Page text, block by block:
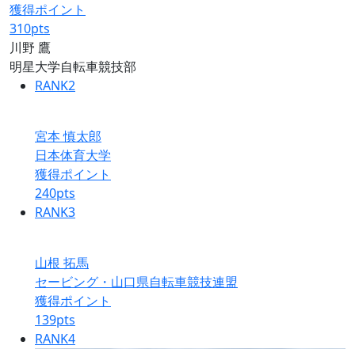
獲得ポイント
310pts
川野 鷹
明星大学自転車競技部
RANK2
宮本 慎太郎
日本体育大学
獲得ポイント
240pts
RANK3
山根 拓馬
セービング・山口県自転車競技連盟
獲得ポイント
139pts
RANK4